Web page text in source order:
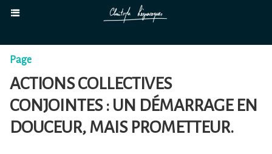
Page
ACTIONS COLLECTIVES
CONJOINTES : UN DÉMARRAGE EN
DOUCEUR, MAIS PROMETTEUR.